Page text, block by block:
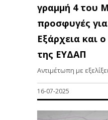
γραμμή 4 του
προσφυγές
Εξάρχεια και
της ΕΥΔΑΠ
Αντιμέτωπη με
16-07-2025